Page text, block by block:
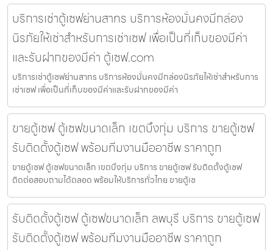
บริการเช่าตู้เซฟย่านสาทร บริการห้องมั่นคงมีกล่อง
นิรภัยให้เช่าสำหรับการเช่าเซฟ เพื่อเป็นที่เก็บของมีค่า
และรับฝากของมีค่า ตู้เซฟ.com
บริการเช่าตู้เซฟย่านสาทร บริการห้องมั่นคงมีกล่องนิรภัยให้เช่าสำหรับการ
เช่าเซฟ เพื่อเป็นที่เก็บของมีค่าและรับฝากของมีค่า
ขายตู้เซฟ ตู้เซฟขนาดเล็ก เขตบึงกุ่ม บริการ ขายตู้เซฟ
รับติดตั้งตู้เซฟ พร้อมทีมงานมืออาชีพ ราคาถูก
ขายตู้เซฟ ตู้เซฟขนาดเล็ก เขตบึงกุ่ม บริการ ขายตู้เซฟ รับติดตั้งตู้เซฟ
ติดต่อสอบถามได้ตลอด พร้อมให้บริการทั่วไทย ขายตู้เซ
รับติดตั้งตู้เซฟ ตู้เซฟขนาดเล็ก ลพบุรี บริการ ขายตู้เซฟ
รับติดตั้งตู้เซฟ พร้อมทีมงานมืออาชีพ ราคาถูก